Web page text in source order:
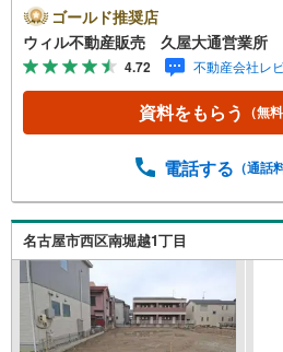
時まで”毎日”営業しています
業時間外でのご内覧もご対応
も気になる物件がある方へ/不
有されているので、名古屋市
もご内覧が可能です！ 【ウ
所】◎地下鉄東山線「栄」駅
ズスペースあり◎営業時間
軽にご連絡下さい！現地を見
を見学する（無料）」ボタン
ただけますとスムーズにご案
ゴールド推奨店
ウィル不動産販売 久屋大通営業所
4.72 不動産会社レ
資料をもらう （無料
電話する （通話
名古屋市西区南堀越1丁目